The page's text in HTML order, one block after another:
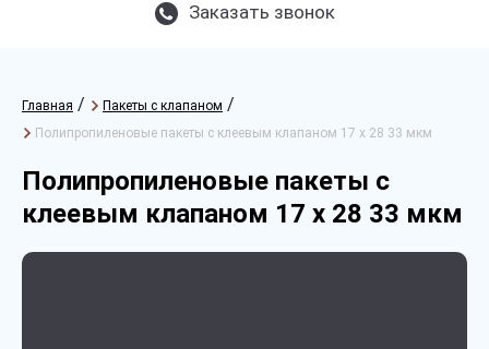
Заказать звонок
Главная / Пакеты с клапаном /
Полипропиленовые пакеты с клеевым клапаном 17 х 28 33 мкм
Полипропиленовые пакеты с
клеевым клапаном 17 х 28 33 мкм